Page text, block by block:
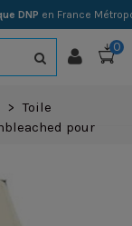
DNP en France
0
> Toile
pour